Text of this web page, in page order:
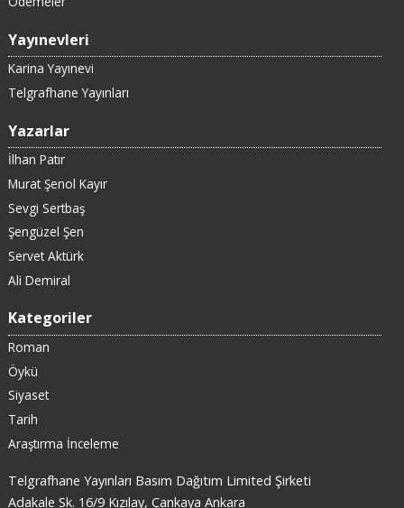
Yayınevleri
Karina Yayınevi
Telgrafhane Yayınları
Yazarlar
İlhan Patır
Murat Şenol Kayır
Sevgi Sertbaş
Şengüzel Şen
Servet Aktürk
Ali Demiral
Kategoriler
Roman
Öykü
Siyaset
Tarih
Araştırma İnceleme
Telgrafhane Yayınları Basım Dağıtım Limited Şirketi
Adakale Sk. 16/9 Kızılay, Çankaya Ankara